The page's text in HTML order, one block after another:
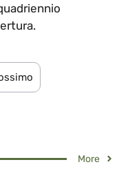
More